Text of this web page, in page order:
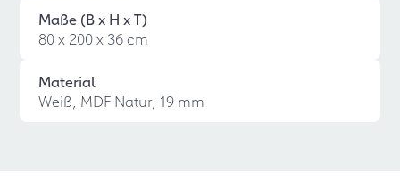
Maße (B x H x T)
80 x 200 x 36 cm
Material
Weiß, MDF Natur, 19 mm